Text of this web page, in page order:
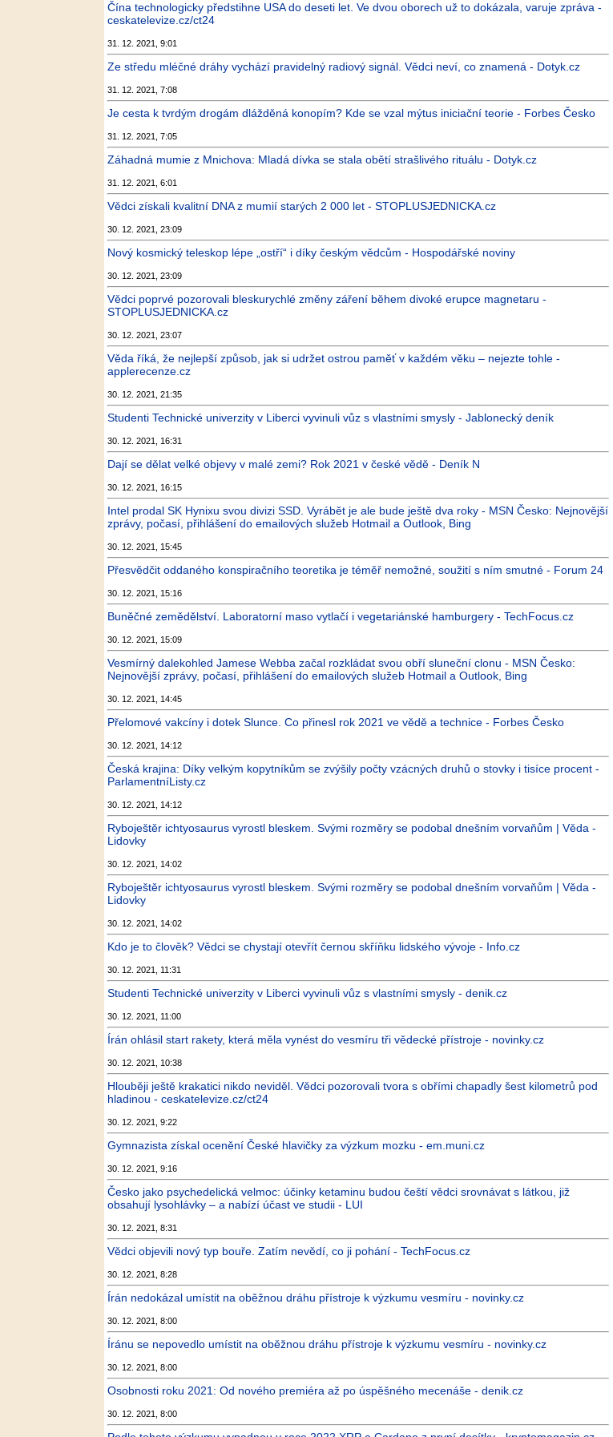
Čína technologicky předstihne USA do deseti let. Ve dvou oborech už to dokázala, varuje zpráva -
ceskatelevize.cz/ct24
31. 12. 2021, 9:01
Ze středu mléčné dráhy vychází pravidelný radiový signál. Vědci neví, co znamená - Dotyk.cz
31. 12. 2021, 7:08
Je cesta k tvrdým drogám dlážděná konopím? Kde se vzal mýtus iniciační teorie - Forbes Česko
31. 12. 2021, 7:05
Záhadná mumie z Mnichova: Mladá dívka se stala obětí strašlivého rituálu - Dotyk.cz
31. 12. 2021, 6:01
Vědci získali kvalitní DNA z mumií starých 2 000 let - STOPLUSJEDNICKA.cz
30. 12. 2021, 23:09
Nový kosmický teleskop lépe „ostří“ i díky českým vědcům - Hospodářské noviny
30. 12. 2021, 23:09
Vědci poprvé pozorovali bleskurychlé změny záření během divoké erupce magnetaru -
STOPLUSJEDNICKA.cz
30. 12. 2021, 23:07
Věda říká, že nejlepší způsob, jak si udržet ostrou paměť v každém věku – nejezte tohle -
applerecenze.cz
30. 12. 2021, 21:35
Studenti Technické univerzity v Liberci vyvinuli vůz s vlastními smysly - Jablonecký deník
30. 12. 2021, 16:31
Dají se dělat velké objevy v malé zemi? Rok 2021 v české vědě - Deník N
30. 12. 2021, 16:15
Intel prodal SK Hynixu svou divizi SSD. Vyrábět je ale bude ještě dva roky - MSN Česko: Nejnovější
zprávy, počasí, přihlášení do emailových služeb Hotmail a Outlook, Bing
30. 12. 2021, 15:45
Přesvědčit oddaného konspiračního teoretika je téměř nemožné, soužití s ním smutné - Forum 24
30. 12. 2021, 15:16
Buněčné zemědělství. Laboratorní maso vytlačí i vegetariánské hamburgery - TechFocus.cz
30. 12. 2021, 15:09
Vesmírný dalekohled Jamese Webba začal rozkládat svou obří sluneční clonu - MSN Česko:
Nejnovější zprávy, počasí, přihlášení do emailových služeb Hotmail a Outlook, Bing
30. 12. 2021, 14:45
Přelomové vakcíny i dotek Slunce. Co přinesl rok 2021 ve vědě a technice - Forbes Česko
30. 12. 2021, 14:12
Česká krajina: Díky velkým kopytníkům se zvýšily počty vzácných druhů o stovky i tisíce procent -
ParlamentníListy.cz
30. 12. 2021, 14:12
Ryboještěr ichtyosaurus vyrostl bleskem. Svými rozměry se podobal dnešním vorvaňům | Věda -
Lidovky
30. 12. 2021, 14:02
Ryboještěr ichtyosaurus vyrostl bleskem. Svými rozměry se podobal dnešním vorvaňům | Věda -
Lidovky
30. 12. 2021, 14:02
Kdo je to člověk? Vědci se chystají otevřít černou skříňku lidského vývoje - Info.cz
30. 12. 2021, 11:31
Studenti Technické univerzity v Liberci vyvinuli vůz s vlastními smysly - denik.cz
30. 12. 2021, 11:00
Írán ohlásil start rakety, která měla vynést do vesmíru tři vědecké přístroje - novinky.cz
30. 12. 2021, 10:38
Hlouběji ještě krakatici nikdo neviděl. Vědci pozorovali tvora s obřími chapadly šest kilometrů pod
hladinou - ceskatelevize.cz/ct24
30. 12. 2021, 9:22
Gymnazista získal ocenění České hlavičky za výzkum mozku - em.muni.cz
30. 12. 2021, 9:16
Česko jako psychedelická velmoc: účinky ketaminu budou čeští vědci srovnávat s látkou, již
obsahují lysohlávky – a nabízí účast ve studii - LUI
30. 12. 2021, 8:31
Vědci objevili nový typ bouře. Zatím nevědí, co ji pohání - TechFocus.cz
30. 12. 2021, 8:28
Írán nedokázal umístit na oběžnou dráhu přístroje k výzkumu vesmíru - novinky.cz
30. 12. 2021, 8:00
Íránu se nepovedlo umístit na oběžnou dráhu přístroje k výzkumu vesmíru - novinky.cz
30. 12. 2021, 8:00
Osobnosti roku 2021: Od nového premiéra až po úspěšného mecenáše - denik.cz
30. 12. 2021, 8:00